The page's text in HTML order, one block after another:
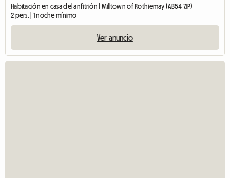
Habitación en casa del anfitrión | Milltown of Rothiemay (AB54 7JP)
2 pers. | 1 noche mínimo
Ver anuncio